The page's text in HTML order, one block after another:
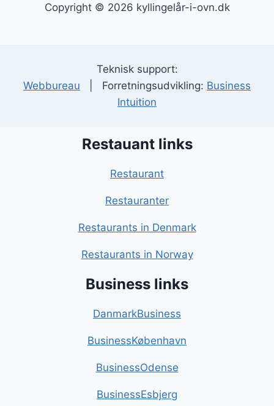
Copyright © 2026 kyllingelår-i-ovn.dk
Teknisk support:
Webbureau | Forretningsudvikling: Business
Intuition
Restauant links
Restaurant
Restauranter
Restaurants in Denmark
Restaurants in Norway
Business links
DanmarkBusiness
BusinessKøbenhavn
BusinessOdense
BusinessEsbjerg